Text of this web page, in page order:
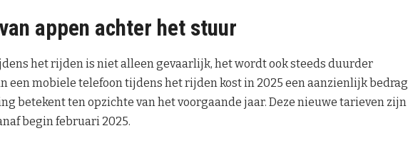
appen achter het stuur
het rijden is niet alleen gevaarlijk, het wordt ook steeds duurder
een mobiele telefoon tijdens het rijden kost in 2025 een aanzienlijk bedrag
betekent ten opzichte van het voorgaande jaar. Deze nieuwe tarieven zijn
begin februari 2025.